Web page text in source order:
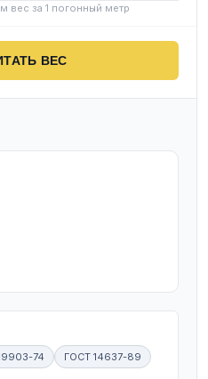
вес за 1 погонный метр
ВЕС
74
ГОСТ 14637-89